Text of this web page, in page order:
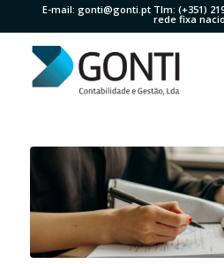
E-mail: gonti@gonti.ptTlm: (+351)
rede fixa